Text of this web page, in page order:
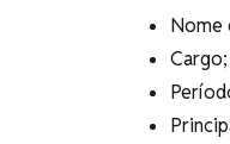
Nome
Cargo;